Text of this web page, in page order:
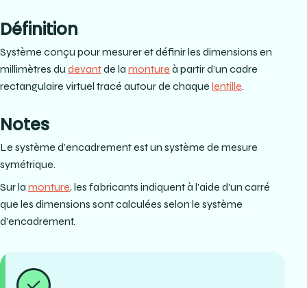
Définition
Système conçu pour mesurer et définir les dimensions en
millimètres du devantde la monture à partir d’un cadre
rectangulaire virtuel tracé autour de chaque lentille.
Notes
Le système d’encadrement est un système de mesure
symétrique.
Sur la monture, les fabricants indiquent à l’aide d’un carré
que les dimensions sont calculées selon le système
d’encadrement.